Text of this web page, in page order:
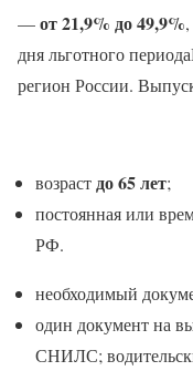
—от 21,9% до 49,9%
дня льготного
регион России.
возраст до 65 лет;
постоянная или
РФ.
необходимый
один документ на
СНИЛС;